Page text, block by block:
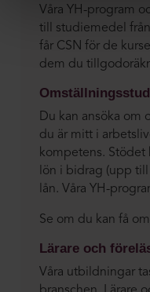
Våra YH-program
till studiemedel
får CSN för de
dem du
Du kan ansöka om
du är mitt i
kompetens. Stödet
lön i bidrag (upp
lån. Våra YH-
Se om du kan få
Lärare och
Våra utbildningar